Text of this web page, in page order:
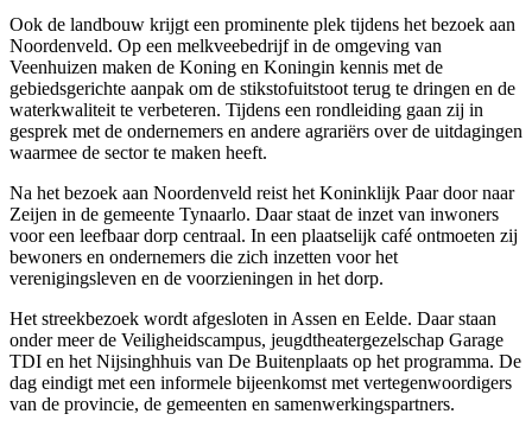
Ook de landbouw krijgt een prominente plek tijdens het bezoek aan
Noordenveld. Op een melkveebedrijf in de omgeving van
Veenhuizen maken de Koning en Koningin kennis met de
gebiedsgerichte aanpak om de stikstofuitstoot terug te dringen en de
waterkwaliteit te verbeteren. Tijdens een rondleiding gaan zij in
gesprek met de ondernemers en andere agrariërs over de uitdagingen
waarmee de sector te maken heeft.
Na het bezoek aan Noordenveld reist het Koninklijk Paar door naar
Zeijen in de gemeente Tynaarlo. Daar staat de inzet van inwoners
voor een leefbaar dorp centraal. In een plaatselijk café ontmoeten zij
bewoners en ondernemers die zich inzetten voor het
verenigingsleven en de voorzieningen in het dorp.
Het streekbezoek wordt afgesloten in Assen en Eelde. Daar staan
onder meer de Veiligheidscampus, jeugdtheatergezelschap Garage
TDI en het Nijsinghhuis van De Buitenplaats op het programma. De
dag eindigt met een informele bijeenkomst met vertegenwoordigers
van de provincie, de gemeenten en samenwerkingspartners.